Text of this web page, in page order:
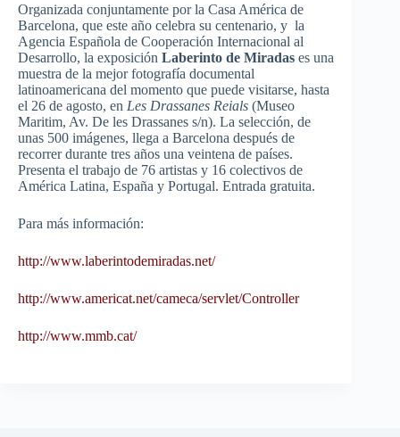
Organizada conjuntamente por la Casa América de
Barcelona, que este año celebra su centenario, y la
Agencia Española de Cooperación Internacional al
Desarrollo, la exposición Laberinto de Miradas es una
muestra de la mejor fotografía documental
latinoamericana del momento que puede visitarse, hasta
el 26 de agosto, en Les Drassanes Reials (Museo
Maritim, Av. De les Drassanes s/n). La selección, de
unas 500 imágenes, llega a Barcelona después de
recorrer durante tres años una veintena de países.
Presenta el trabajo de 76 artistas y 16 colectivos de
América Latina, España y Portugal. Entrada gratuita.
Para más información:
http://www.laberintodemiradas.net/
http://www.americat.net/cameca/servlet/Controller
http://www.mmb.cat/